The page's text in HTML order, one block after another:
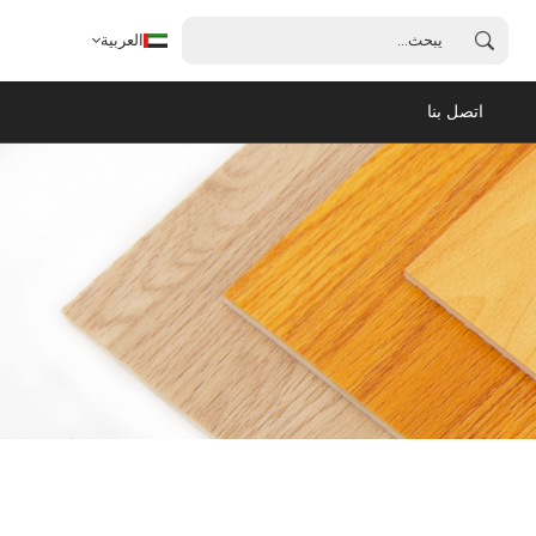
العربية
العربية
français
español
português
اتصل بنا